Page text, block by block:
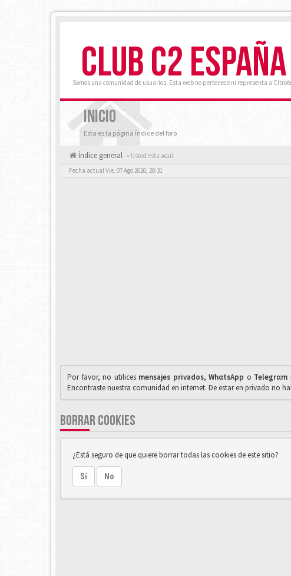
CLUB C2 ESPAÑA
Somos una comunidad de usuarios. Esta web no pertenece ni representa a
INICIO
Esta es la página índice del foro
Índice general « Usted esta aquí
Fecha actual Vie, 07 Ago 2026, 20:31
Por favor, no utilices mensajes privados,WhαtsApp o Telegrαm
Encontraste nuestra comunidad en internet. De estar en privado no
BORRAR COOKIES
¿Está seguro de que quiere borrar todas las cookies de este sitio?
Sí No